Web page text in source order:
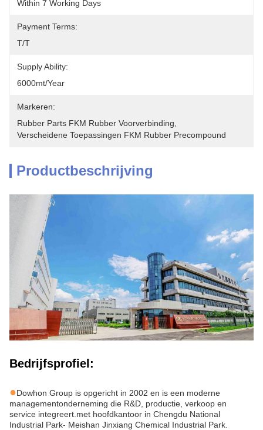
Within 7 Working Days
Payment Terms:
T/T
Supply Ability:
6000mt/year
Markeren:
Rubber Parts FKM Rubber Voorverbinding
Verscheidene Toepassingen FKM Rubber Precompound
Productbeschrijving
Bedrijfsprofiel:
●Dowhon Group is opgericht in 2002 en is een moderne
managementonderneming die R&D, productie, verkoop en
service integreert.met hoofdkantoor in Chengdu National
Industrial Park- Meishan Jinxiang Chemical Industrial Park.